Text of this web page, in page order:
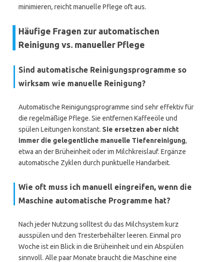
minimieren, reicht manuelle Pflege oft aus.
Häufige Fragen zur automatischen
Reinigung vs. manueller Pflege
Sind automatische Reinigungsprogramme so
wirksam wie manuelle Reinigung?
Automatische Reinigungsprogramme sind sehr effektiv für
die regelmäßige Pflege. Sie entfernen Kaffeeöle und
spülen Leitungen konstant. Sie ersetzen aber nicht
immer die gelegentliche manuelle Tiefenreinigung,
etwa an der Brüheinheit oder im Milchkreislauf. Ergänze
automatische Zyklen durch punktuelle Handarbeit.
Wie oft muss ich manuell eingreifen, wenn die
Maschine automatische Programme hat?
Nach jeder Nutzung solltest du das Milchsystem kurz
ausspülen und den Tresterbehälter leeren. Einmal pro
Woche ist ein Blick in die Brüheinheit und ein Abspülen
sinnvoll. Alle paar Monate braucht die Maschine eine